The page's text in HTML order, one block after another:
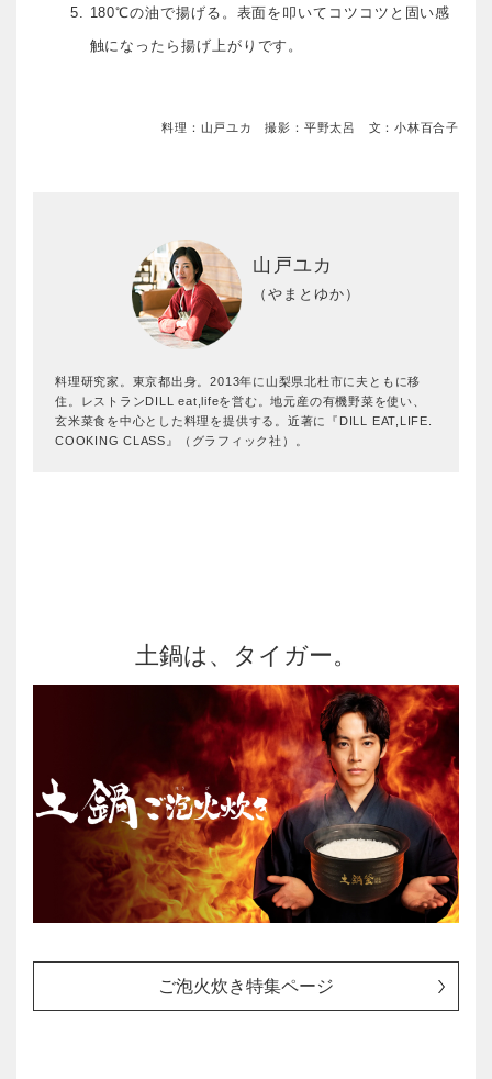
180℃の油で揚げる。表面を叩いてコツコツと固い感
触になったら揚げ上がりです。
料理：山戸ユカ 撮影：平野太呂 文：小林百合子
山戸ユカ
（やまとゆか）
料理研究家。東京都出身。2013年に山梨県北杜市に夫ともに移
住。レストランDILL eat,lifeを営む。地元産の有機野菜を使い、
玄米菜食を中心とした料理を提供する。近著に『DILL EAT,LIFE.
COOKING CLASS』（グラフィック社）。
土鍋は、タイガー。
ご泡火炊き特集ページ